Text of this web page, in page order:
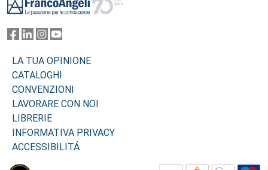
LA TUA OPINIONE
CATALOGHI
CONVENZIONI
LAVORARE CON NOI
LIBRERIE
INFORMATIVA PRIVACY
ACCESSIBILITÁ